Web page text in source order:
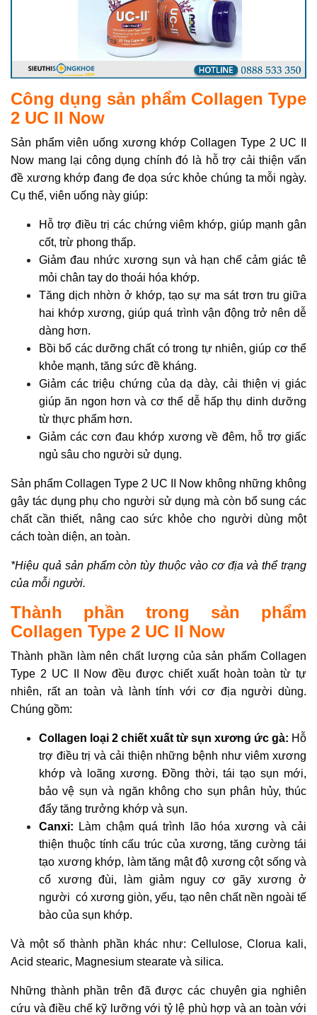
Công dụng sản phẩm Collagen Type
2 UC II Now
Sản phẩm viên uống xương khớp Collagen Type 2 UC II
Now mang lại công dụng chính đó là hỗ trợ cải thiện vấn
đề xương khớp đang đe dọa sức khỏe chúng ta mỗi ngày.
Cụ thể, viên uống này giúp:
Hỗ trợ điều trị các chứng viêm khớp, giúp mạnh gân
cốt, trừ phong thấp.
Giảm đau nhức xương sụn và hạn chế cảm giác tê
mỏi chân tay do thoái hóa khớp.
Tăng dịch nhờn ở khớp, tạo sự ma sát trơn tru giữa
hai khớp xương, giúp quá trình vận động trở nên dễ
dàng hơn.
Bồi bổ các dưỡng chất có trong tự nhiên, giúp cơ thể
khỏe mạnh, tăng sức đề kháng.
Giảm các triệu chứng của dạ dày, cải thiện vị giác
giúp ăn ngon hơn và cơ thể dễ hấp thụ dinh dưỡng
từ thực phẩm hơn.
Giảm các cơn đau khớp xương về đêm, hỗ trợ giấc
ngủ sâu cho người sử dụng.
Sản phẩm Collagen Type 2 UC II Now không những không
gây tác dụng phụ cho người sử dụng mà còn bổ sung các
chất cần thiết, nâng cao sức khỏe cho người dùng một
cách toàn diện, an toàn.
*Hiệu quả sản phẩm còn tùy thuộc vào cơ địa và thể trạng
của mỗi người.
Thành phần trong sản phẩm
Collagen Type 2 UC II Now
Thành phần làm nên chất lượng của sản phẩm Collagen
Type 2 UC II Now đều được chiết xuất hoàn toàn từ tự
nhiên, rất an toàn và lành tính với cơ địa người dùng.
Chúng gồm:
Collagen loại 2 chiết xuất từ sụn xương ức gà: Hỗ
trợ điều trị và cải thiện những bệnh như viêm xương
khớp và loãng xương. Đồng thời, tái tạo sụn mới,
bảo vệ sụn và ngăn không cho sụn phân hủy, thúc
đẩy tăng trưởng khớp và sụn.
Canxi: Làm chậm quá trình lão hóa xương và cải
thiện thuộc tính cấu trúc của xương, tăng cường tái
tạo xương khớp, làm tăng mật độ xương cột sống và
cổ xương đùi, làm giảm nguy cơ gãy xương ở
người có xương giòn, yếu, tạo nên chất nền ngoài tế
bào của sụn khớp.
Và một số thành phần khác như: Cellulose, Clorua kali,
Acid stearic, Magnesium stearate và silica.
Những thành phần trên đã được các chuyên gia nghiên
cứu và điều chế kỹ lưỡng với tỷ lệ phù hợp và an toàn với